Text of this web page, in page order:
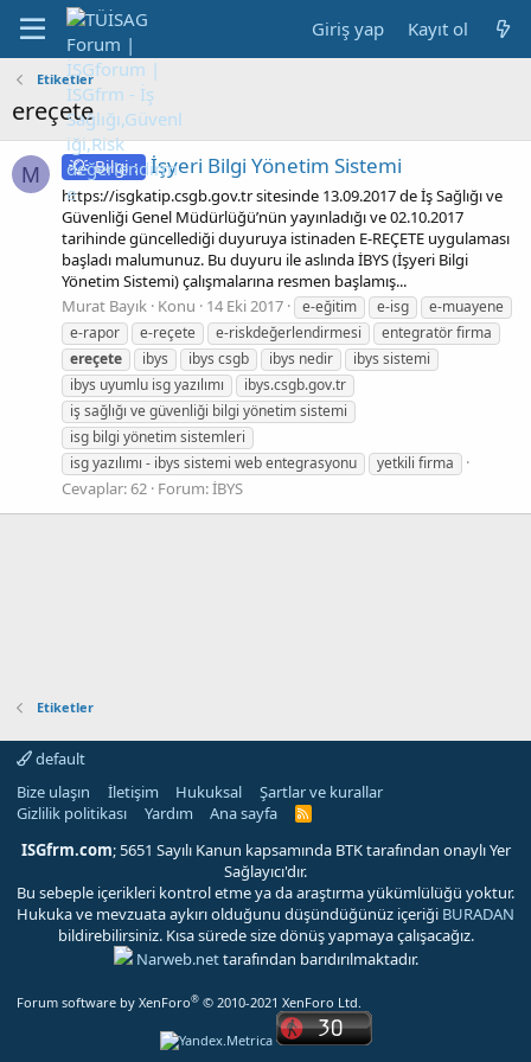
Giriş yap Kayıt ol
Etiketler
ereçete
M Bilgi : İşyeri Bilgi Yönetim Sistemi
https://isgkatip.csgb.gov.tr sitesinde 13.09.2017 de İş Sağlığı ve
Güvenliği Genel Müdürlüğü’nün yayınladığı ve 02.10.2017
tarihinde güncellediği duyuruya istinaden E-REÇETE uygulaması
başladı malumunuz. Bu duyuru ile aslında İBYS (İşyeri Bilgi
Yönetim Sistemi) çalışmalarına resmen başlamış...
Murat Bayık Konu 14 Eki 2017 e-eğitim e-isg
e-muayene
e-rapor
e-reçete e-riskdeğerlendirmesi
entegratör firma
ereçete
ibys ibys csgb ibys nedir
ibys sistemi
ibys uyumlu isg yazılımı
ibys.csgb.gov.tr
iş sağlığı ve güvenliği bilgi yönetim sistemi
isg bilgi yönetim sistemleri
isg yazılımı - ibys sistemi web entegrasyonu
yetkili firma
Cevaplar: 62 Forum:İBYS
Etiketler
default
Bize ulaşın
İletişim Hukuksal
Şartlar ve kurallar
Gizlilik politikası
Yardım Ana sayfa
R
S
ISGfrm.com; 5651 Sayılı Kanun kapsamında BTK tarafından onaylı Yer
Sağlayıcı'dır.
Bu sebeple içerikleri kontrol etme ya da araştırma yükümlülüğü yoktur.
Hukuka ve mevzuata aykırı olduğunu düşündüğünüz içeriği BURADAN
bildirebilirsiniz. Kısa sürede size dönüş yapmaya çalışacağız.
Narweb.nettarafından barıdırılmaktadır.
Forum software by XenForo® © 2010-2021 XenForo Ltd.